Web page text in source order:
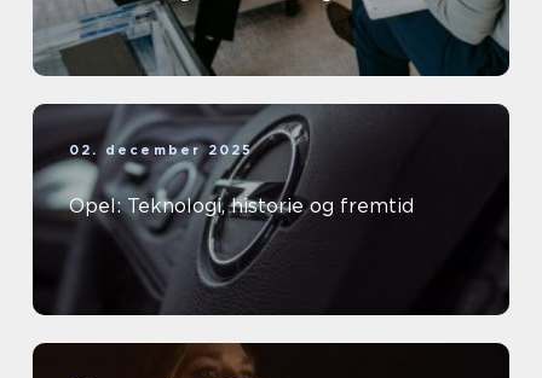
02. december 2025
Opel: Teknologi, historie og fremtid